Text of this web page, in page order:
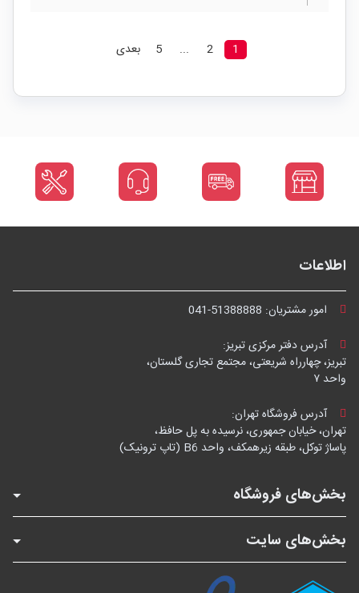
1
2
...
5 بعدی
اطلاعات
امور مشتریان: 041-51388888
آدرس دفتر مرکزی تبریز:
تبریز، چهارراه شریعتی، مجتمع تجاری گلستان،
واحد ۷
آدرس فروشگاه تهران:
تهران، خیابان جمهوری، نرسیده به پل حافظ،
پاساژ توکل، طبقه زیرهمکف، واحد B6 (تاپ ترونیک)
بخش‌های فروشگاه
بخش‌های سایت